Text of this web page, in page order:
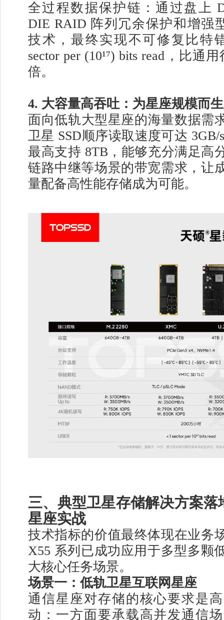
全过程数据保护链：通过盘上
DIE RAID 阵列冗余保护和增强
技术，最终实现不可修复比特
sector per (10¹⁷) bits read，比通
倍。
4. 大容量高吞吐：为星座规模而生
面向低轨大型星座的海量数据需
卫星 SSD顺序读取速度可达
最高支持 8TB，能够充分满足高
链路中继等场景的带宽需求，让
量配备高性能存储成为可能。
三、典型卫星存储解决方案落
星座实战
技术指标的价值最终体现在业务
X55 系列已成功应用于多型多颗
大核心任务场景。
场景一：低轨卫星互联网星座
通信星座对存储的核心要求是
动：一方面要承载高并发通信